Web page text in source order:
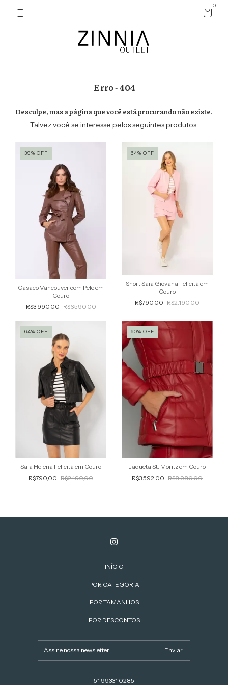
0
Erro - 404
Desculpe, mas a página que você está procurando não existe.
Talvez você se interesse pelos seguintes produtos.
39% OFF
Casaco Vancouver com Pele em
Couro
R$3.990,00 R$6.590,00
64% OFF
Short Saia Giovana Felicitá em
Couro
R$790,00 R$2.190,00
64% OFF
Saia Helena Felicitá em Couro
R$790,00 R$2.190,00
60% OFF
Jaqueta St. Moritz em Couro
R$3.592,00 R$8.980,00
INÍCIO
POR CATEGORIA
POR TAMANHOS
POR DESCONTOS
51 99331 0285